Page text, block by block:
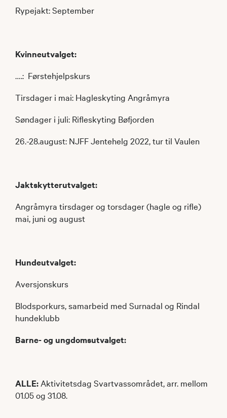
Rypejakt: September
Kvinneutvalget:
….: Førstehjelpskurs
Tirsdager i mai: Hagleskyting Angråmyra
Søndager i juli: Rifleskyting Bøfjorden
26.-28.august: NJFF Jentehelg 2022, tur til Vaulen
Jaktskytterutvalget:
Angråmyra tirsdager og torsdager (hagle og rifle)
mai, juni og august
Hundeutvalget:
Aversjonskurs
Blodsporkurs, samarbeid med Surnadal og Rindal
hundeklubb
Barne- og ungdomsutvalget:
ALLE: Aktivitetsdag Svartvassområdet, arr. mellom
01.05 og 31.08.